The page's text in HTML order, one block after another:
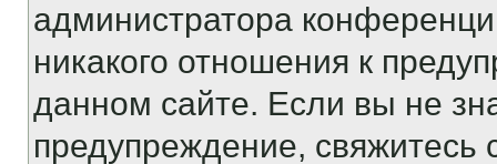
администратора
никакого отношения к
данном сайте. Если вы не
предупреждение,